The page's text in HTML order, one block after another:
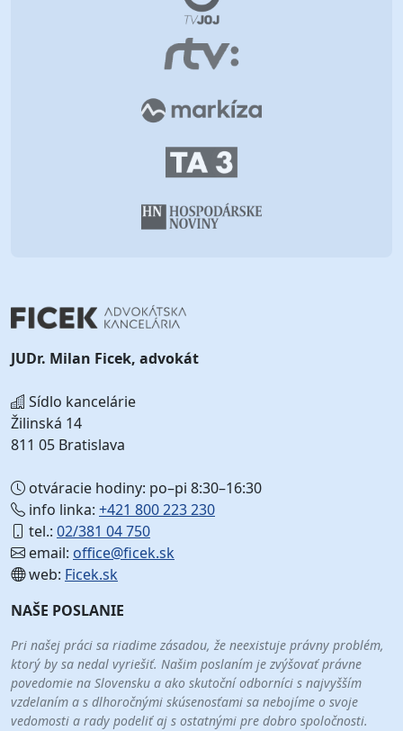
JUDr. Milan Ficek, advokát
Sídlo kancelárie
Žilinská 14
811 05 Bratislava
otváracie hodiny: po–pi 8:30–16:30
info linka: +421 800 223 230
tel.: 02/381 04 750
email: office@ficek.sk
web: Ficek.sk
NAŠE POSLANIE
Pri našej práci sa riadime zásadou, že neexistuje právny problém,
ktorý by sa nedal vyriešiť. Našim poslaním je zvýšovať právne
povedomie na Slovensku a ako skutoční odborníci s najvyšším
vzdelaním a s dlhoročnými skúsenosťami sa nebojíme o svoje
vedomosti a rady podeliť aj s ostatnými pre dobro spoločnosti.